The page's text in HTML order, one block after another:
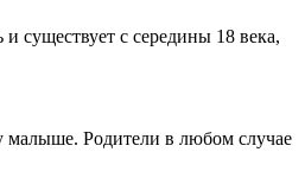
существует с середины 18 века,
малыше. Родители в любом случае